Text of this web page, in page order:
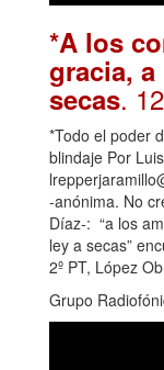
*A los
gracia,
secas.
*Todo el poder
blindaje Por
-anónima. No
Díaz-: “a los
ley a secas”
2º PT, López
Grupo